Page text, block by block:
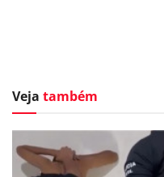
Veja também